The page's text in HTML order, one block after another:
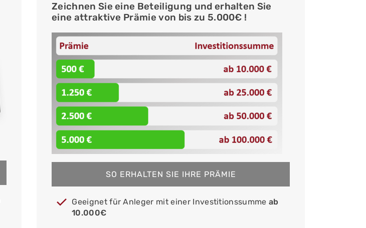
Zeichnen Sie eine Beteiligung und erhalten Sie
eine attraktive Prämie von bis zu 5.000€ !
SO ERHALTEN SIE IHRE PRÄMIE
Geeignet für Anleger mit einer Investitionssummeab
10.000€